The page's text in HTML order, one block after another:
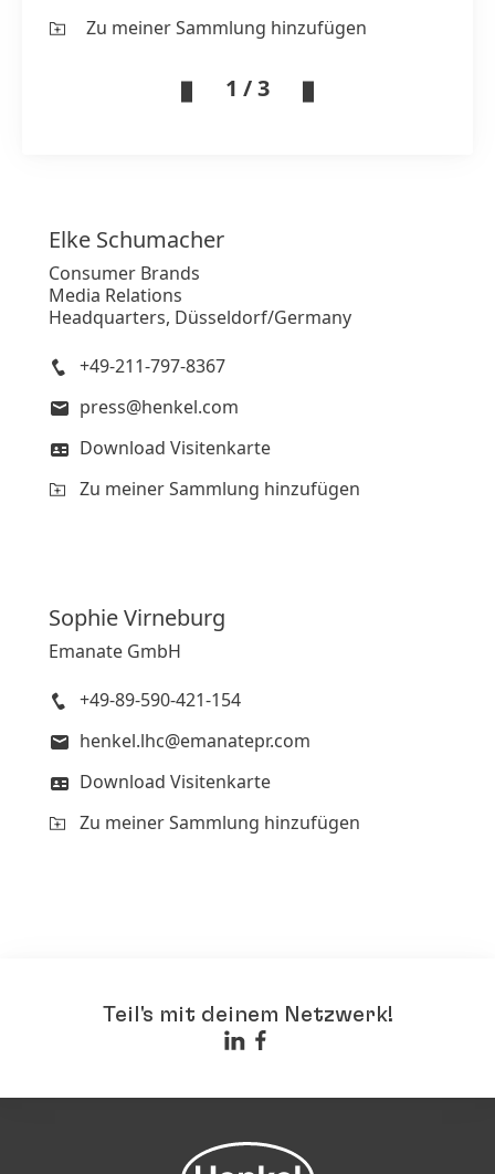
Zu meiner Sammlung hinzufügen
1 / 3
Elke Schumacher
Consumer Brands
Media Relations
Headquarters, Düsseldorf/Germany
+49-211-797-8367
press@henkel.com
Download Visitenkarte
Zu meiner Sammlung hinzufügen
SophieVirneburg
Emanate GmbH
+49-89-590-421-154
henkel.lhc@emanatepr.com
Download Visitenkarte
Zu meiner Sammlung hinzufügen
Teil's mit deinem Netzwerk!